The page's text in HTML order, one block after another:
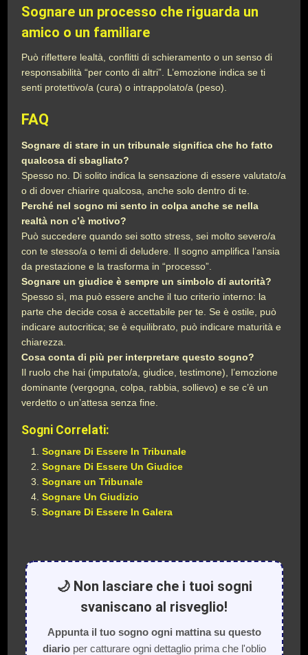
Sognare un processo che riguarda un
amico o un familiare
Può riflettere lealtà, conflitti di schieramento o un senso di
responsabilità “per conto di altri”. L’emozione indica se ti
senti protettivo/a (cura) o intrappolato/a (peso).
FAQ
Sognare di stare in un tribunale significa che ho fatto
qualcosa di sbagliato?
Spesso no. Di solito indica la sensazione di essere valutato/a
o di dover chiarire qualcosa, anche solo dentro di te.
Perché nel sogno mi sento in colpa anche se nella
realtà non c’è motivo?
Può succedere quando sei sotto stress, sei molto severo/a
con te stesso/a o temi di deludere. Il sogno amplifica l’ansia
da prestazione e la trasforma in “processo”.
Sognare un giudice è sempre un simbolo di autorità?
Spesso sì, ma può essere anche il tuo criterio interno: la
parte che decide cosa è accettabile per te. Se è ostile, può
indicare autocritica; se è equilibrato, può indicare maturità e
chiarezza.
Cosa conta di più per interpretare questo sogno?
Il ruolo che hai (imputato/a, giudice, testimone), l’emozione
dominante (vergogna, colpa, rabbia, sollievo) e se c’è un
verdetto o un’attesa senza fine.
Sogni Correlati:
Sognare Di Essere In Tribunale
Sognare Di Essere Un Giudice
Sognare un Tribunale
Sognare Un Giudizio
Sognare Di Essere In Galera
🌙 Non lasciare che i tuoi sogni
svaniscano al risveglio!
Appunta il tuo sogno ogni mattina su questo
diarioper catturare ogni dettaglio prima che l'oblio